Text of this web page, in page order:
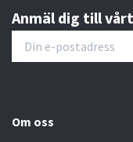
Anmäl dig till
Om oss